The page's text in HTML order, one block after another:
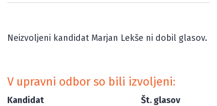
Neizvoljeni kandidat Marjan Lekše ni dobil glasov.
V upravni odbor so bili izvoljeni:
Kandidat
Št. glasov